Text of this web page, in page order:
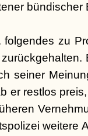
bündischer
zu
seiner
er restlos
weitere